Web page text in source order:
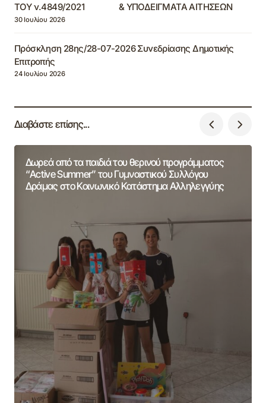
ΤΟΥ ν.4849/2021 & ΥΠΟΔΕΙΓΜΑΤΑ ΑΙΤΗΣΕΩΝ
30 Ιουλίου 2026
Πρόσκληση 28ης/28-07-2026 Συνεδρίασης Δημοτικής
Επιτροπής
24 Ιουλίου 2026
Διαβάστε επίσης...
Δωρεά από τα παιδιά του θερινού προγράμματος
“Active Summer” του Γυμναστικού Συλλόγου
Δράμας στο Κοινωνικό Κατάστημα Αλληλεγγύης